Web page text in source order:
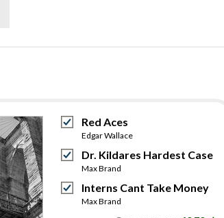
Red Aces
Edgar Wallace
Dr. Kildares Hardest Case
Max Brand
Interns Cant Take Money
Max Brand